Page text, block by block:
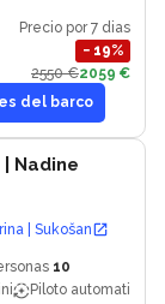
Precio por 7 dias
− 19%
2550 €2059 €
del barco
| Nadine
| Sukošan
10
Piloto automatico